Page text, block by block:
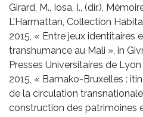
Girard, M., Iosa, I., (dir.),
L’Harmattan, Collection
2015, « Entre jeux
transhumance au Mali », in
Presses Universitaires de Lyon
2015, « Bamako-Bruxelles :
de la circulation
construction des patrimoines